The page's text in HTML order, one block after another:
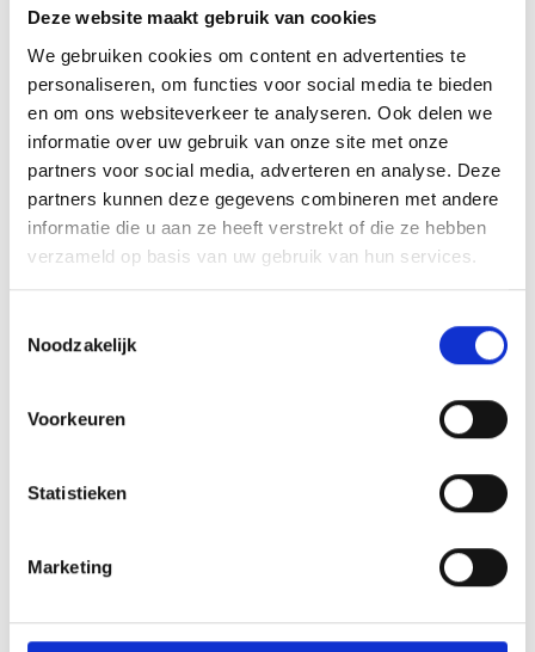
Deze website maakt gebruik van cookies
We gebruiken cookies om content en advertenties te
personaliseren, om functies voor social media te bieden
en om ons websiteverkeer te analyseren. Ook delen we
informatie over uw gebruik van onze site met onze
partners voor social media, adverteren en analyse. Deze
partners kunnen deze gegevens combineren met andere
informatie die u aan ze heeft verstrekt of die ze hebben
verzameld op basis van uw gebruik van hun services.
Noodzakelijk
Voorkeuren
Statistieken
Marketing
Array
A2 herpakt zich en wint thuis van Herpinia A1
AANMELDEN LID
RECENT NIEUWS